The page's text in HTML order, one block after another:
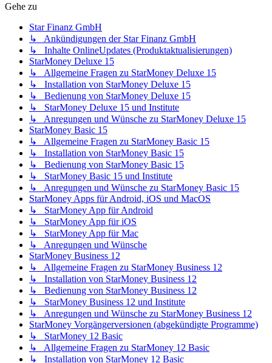
Gehe zu
Star Finanz GmbH
↳ Ankündigungen der Star Finanz GmbH
↳ Inhalte OnlineUpdates (Produktaktualisierungen)
StarMoney Deluxe 15
↳ Allgemeine Fragen zu StarMoney Deluxe 15
↳ Installation von StarMoney Deluxe 15
↳ Bedienung von StarMoney Deluxe 15
↳ StarMoney Deluxe 15 und Institute
↳ Anregungen und Wünsche zu StarMoney Deluxe 15
StarMoney Basic 15
↳ Allgemeine Fragen zu StarMoney Basic 15
↳ Installation von StarMoney Basic 15
↳ Bedienung von StarMoney Basic 15
↳ StarMoney Basic 15 und Institute
↳ Anregungen und Wünsche zu StarMoney Basic 15
StarMoney Apps für Android, iOS und MacOS
↳ StarMoney App für Android
↳ StarMoney App für iOS
↳ StarMoney App für Mac
↳ Anregungen und Wünsche
StarMoney Business 12
↳ Allgemeine Fragen zu StarMoney Business 12
↳ Installation von StarMoney Business 12
↳ Bedienung von StarMoney Business 12
↳ StarMoney Business 12 und Institute
↳ Anregungen und Wünsche zu StarMoney Business 12
StarMoney Vorgängerversionen (abgekündigte Programme)
↳ StarMoney 12 Basic
↳ Allgemeine Fragen zu StarMoney 12 Basic
↳ Installation von StarMoney 12 Basic